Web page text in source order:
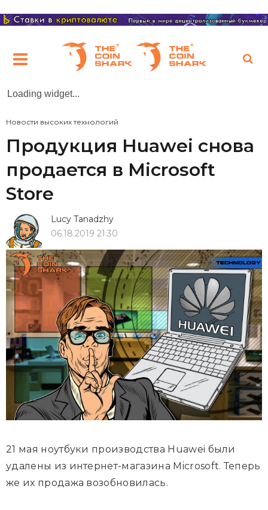
Loading widget...
Новости высоких технологий
Продукция Huawei снова
продается в Microsoft
Store
Lucy Tanadzhy
06.18.2019 21:30
21 мая ноутбуки производства Huawei были
удалены из интернет-магазина Microsoft. Теперь
же их продажа возобновилась.